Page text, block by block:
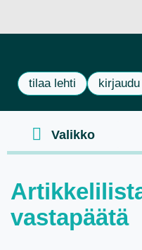
tilaa lehti kirjaudu
vastapäätä